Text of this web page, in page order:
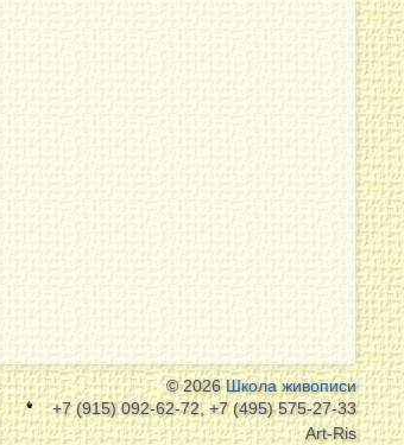
© 2026Школа живописи
+7 (915) 092-62-72, +7 (495) 575-27-33
Art-Ris